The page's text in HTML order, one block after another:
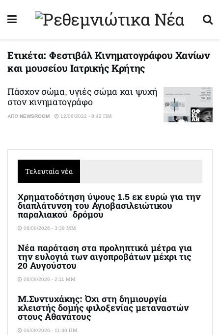
Ετικέτα:Φεστιβάλ Κινηματογράφου Χανίων
και μουσείου Ιατρικής Κρήτης
Πάσχον σώμα, υγιές σώμα και ψυχή
στον κινηματογράφο
ΑΠΌ NEWSROOM 12/06/2022 - 8:42 ΠΜ
Τελευταία νέα
Xρηματοδότηση ύψους 1.5 εκ ευρώ για την
διαπλάτυνση του Αγιοβασιλειώτικου
παραλιακού δρόμου
06/08/2026 - 3:39 ΜΜ
Νέα παράταση στα προληπτικά μέτρα για
την ευλογιά των αιγοπροβάτων μέχρι τις
20 Αυγούστου
06/08/2026 - 2:11 ΜΜ
Μ.Συντυχάκης: Όχι στη δημιουργία
κλειστής δομής φιλοξενίας μεταναστών
στους Αθανάτους
06/08/2026 - 11:30 ΠΜ